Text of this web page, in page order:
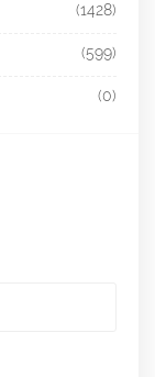
(1428)
(599)
(0)